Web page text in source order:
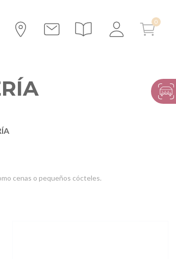
cenas o pequeños cócteles.